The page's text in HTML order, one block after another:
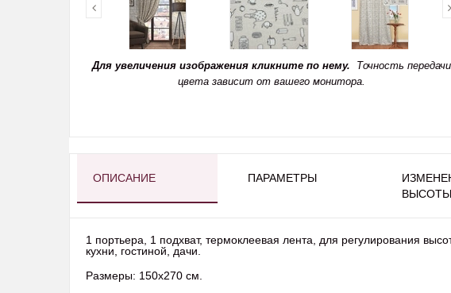
Для увеличения изображения кликните по нему. Точность передачи
цвета зависит от вашего монитора.
ОПИСАНИЕ ПАРАМЕТРЫ
ВЫСОТЫ
1 портьера, 1 подхват, термоклеевая лента, для регулирования
кухни, гостиной, дачи.
Размеры: 150х270 см.